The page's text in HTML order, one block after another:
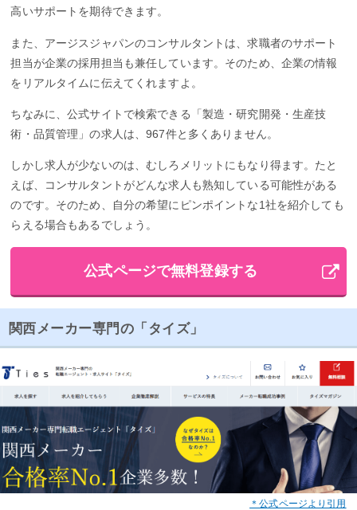
高いサポートを期待できます。
また、アージスジャパンのコンサルタントは、求職者のサポート
担当が企業の採用担当も兼任しています。そのため、企業の情報
をリアルタイムに伝えてくれますよ。
ちなみに、公式サイトで検索できる「製造・研究開発・生産技
術・品質管理」の求人は、967件と多くありません。
しかし求人が少ないのは、むしろメリットにもなり得ます。たと
えば、コンサルタントがどんな求人も熟知している可能性がある
のです。そのため、自分の希望にピンポイントな1社を紹介しても
らえる場合もあるでしょう。
公式ページで無料登録する
関西メーカー専門の「タイズ」
＊公式ページより引用